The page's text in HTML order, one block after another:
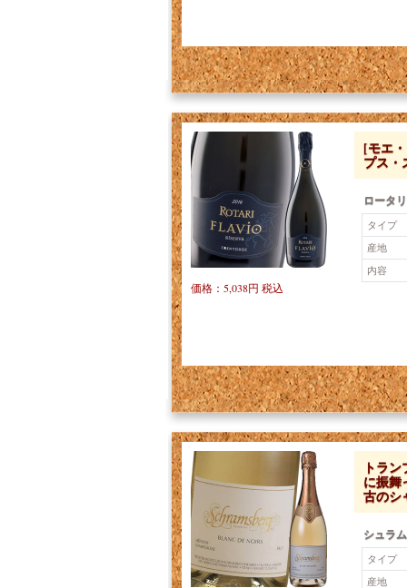
[モエ
プス・
ロータ
タイプ
産地
内容
価格：5,038円 税込
トラ
に振舞
古の
シュラ
タイプ
産地